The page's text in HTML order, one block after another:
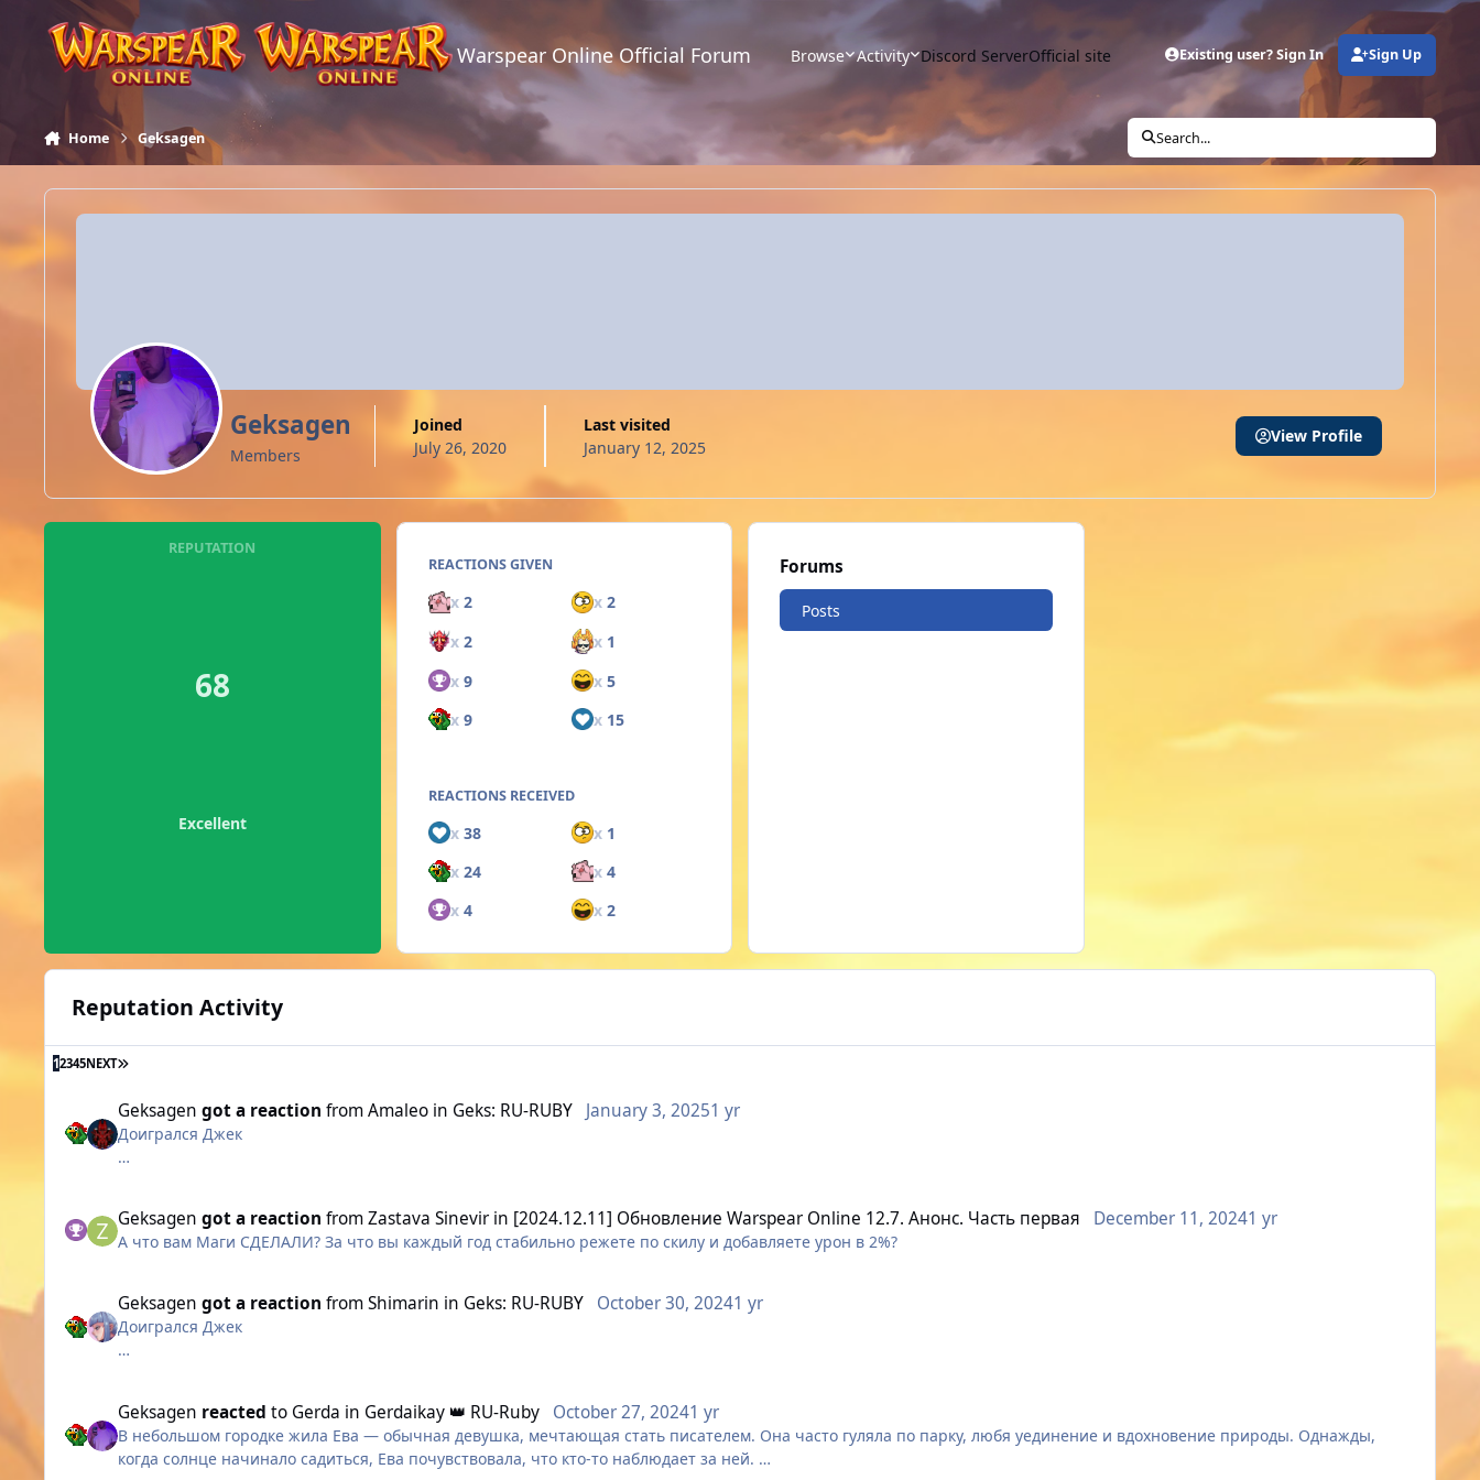
Skip to content
Warspear Online Official Forum Browse Activity Discord ServerOfficial site Existing user? Sign In Sign Up
Home Geksagen Search...
Geksagen
Members
Joined
July 26, 2020
Last visited
January 12, 2025
View Profile
REPUTATION
68
Excellent
REACTIONS GIVEN
x2 x 2
x2 x 1
x9 x 5
x9 x 15
REACTIONS RECEIVED
x38 x 1
x24 x 4
x4 x 2
Forums
Posts
Reputation Activity
12345NEXT LAST PAGE
Geksagen got a reaction fromAmaleo in Geks: RU-RUBY January 3, 20251 yr
Доигрался Джек
Geksagen got a reaction fromZastava Sinevir in [2024.12.11] Обновление Warspear Online 12.7. Анонс. Часть первая December 11, 20241 yr
А что вам Маги СДЕЛАЛИ? За что вы каждый год стабильно режете по скилу и добавляете урон в 2%?
Geksagen got a reaction fromShimarin in Geks: RU-RUBY October 30, 20241 yr
Доигрался Джек
Geksagen reacted to Gerda in Gerdaikay 👑 RU-Ruby October 27, 20241 yr
В небольшом городке жила Ева — обычная девушка, мечтающая стать писателем. Она часто гуляла по парку, любя уединение и вдохновение природы. Однажды,
когда солнце начинало садиться, Ева почувствовала, что кто-то наблюдает за ней.